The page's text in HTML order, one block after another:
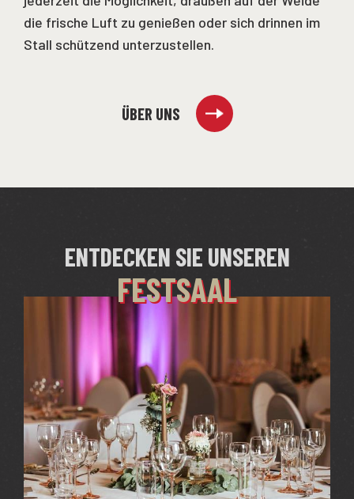
die frische Luft zu genießen oder sich drinnen im
Stall schützend unterzustellen.
ÜBER UNS
ENTDECKEN SIE UNSEREN
FESTSAAL